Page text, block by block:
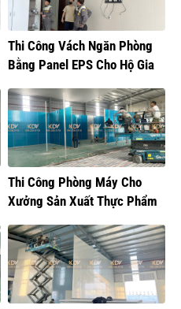
Thi Công Vách Ngăn Phòng
Bằng Panel EPS Cho Hộ Gia
Thi Công Phòng Máy Cho
Xưởng Sản Xuất Thực Phẩm